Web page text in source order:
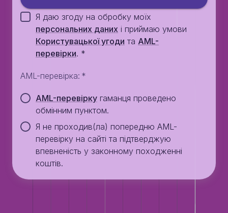
Я даю згоду на обробку моїх
персональних даних i приймаю умови
Користувацької угоди та AML-
перевiрки. *
AML-перевірка: *
AML-перевірку гаманця проведено
обмінним пунктом.
Я не проходив(ла) попередню AML-
перевірку на сайті та підтверджую
впевненість у законному походженні
коштів.